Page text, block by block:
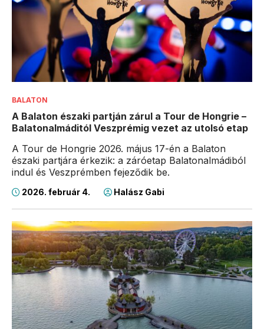
BALATON
A Balaton északi partján zárul a Tour de Hongrie –
Balatonalmáditól Veszprémig vezet az utolsó etap
A Tour de Hongrie 2026. május 17-én a Balaton
északi partjára érkezik: a záróetap Balatonalmádiból
indul és Veszprémben fejeződik be.
2026. február 4. Halász Gabi